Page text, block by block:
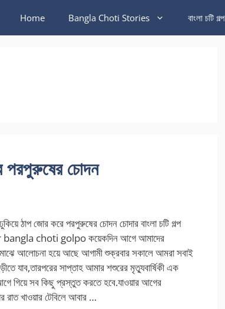
Home Bangla Choti Stories বাংলা চটি গল্প
পরপুরুষের চোদন
ঠাপ জোর করে পরপুরুষের চোদন চোদার বাংলা চটি গল্প
choti golpo কয়েকদিন আগে আমাদের
মাঝে আলোচনা হয়ে আছে আগামী শুক্রবার সকালে আমরা সবাই
যাব,তারপরের সাপ্তাহ আমার শশুরের মৃত্যুবার্ষিকী এক
গিয়ে সব কিছু প্রস্তুত করতে হবে.যাওয়ার আগের
রাত খাওয়ার টেবিলে আবার …